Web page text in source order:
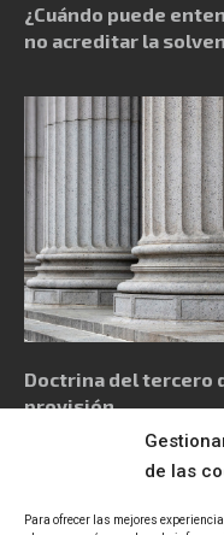
de las
Para ofrecer las mejores
¿Cuándo puede
no acreditar la
Doctrina del tercero
provisión